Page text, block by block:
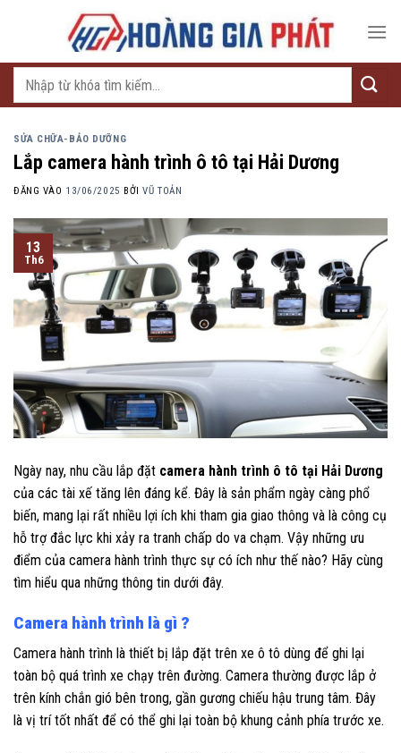
Tìm
SỬA CHỮA-BẢO DƯỠNG
Lắp camera hành trình ô tô tại Hải Dương
ĐĂNG VÀO 13/06/2025 BỞIVŨ TOẢN
13
Th6
Ngày nay, nhu cầu lắp đặt camera hành trình ô tô tại Hải Dương
của các tài xế tăng lên đáng kể. Đây là sản phẩm ngày càng phổ
biến, mang lại rất nhiều lợi ích khi tham gia giao thông và là công cụ
hỗ trợ đắc lực khi xảy ra tranh chấp do va chạm. Vậy những ưu
điểm của camera hành trình thực sự có ích như thế nào? Hãy cùng
tìm hiểu qua những thông tin dưới đây.
Camera hành trình là gì ?
Camera hành trình là thiết bị lắp đặt trên xe ô tô dùng để ghi lại
toàn bộ quá trình xe chạy trên đường. Camera thường được lắp ở
trên kính chắn gió bên trong, gần gương chiếu hậu trung tâm. Đây
là vị trí tốt nhất để có thể ghi lại toàn bộ khung cảnh phía trước xe.